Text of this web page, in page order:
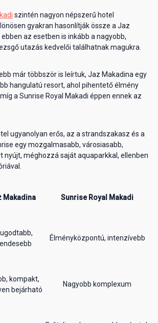
szintén nagyon népszerű hotel
gyakran hasonlítják össze a Jaz
az esetben is inkább a nagyobb,
utazás kedvelői találhatnak magukra.
már többször is leírtuk, Jaz Makadina egy
hangulatú resort, ahol pihentető élmény
a Sunrise Royal Makadi éppen ennek az
ugyanolyan erős, az a strandszakasz és a
egy mozgalmasabb, városiasabb,
nyújt, méghozzá saját aquaparkkal, ellenben
Makadina Sunrise Royal Makadi
Élményközpontú, intenzívebb
kompakt,
bejárható
Nagyobb komplexum